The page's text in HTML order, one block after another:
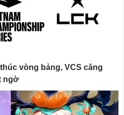
vòng bảng, VCS căng
ngờ